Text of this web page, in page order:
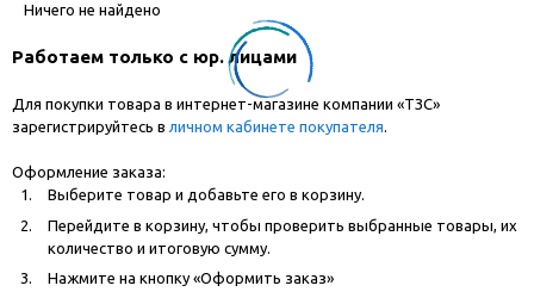
Ничего не найдено
Работаем только с юр. лицами
Для покупки товара в интернет-магазине компании «ТЗС»
зарегистрируйтесь в личном кабинете покупателя.
Оформление заказа:
Выберите товар и добавьте его в корзину.
Перейдите в корзину, чтобы проверить выбранные товары, их
количество и итоговую сумму.
Нажмите на кнопку «Оформить заказ»